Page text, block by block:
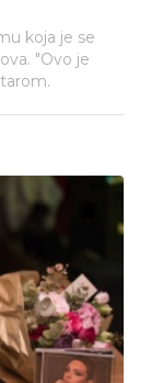
koja je se
"Ovo je